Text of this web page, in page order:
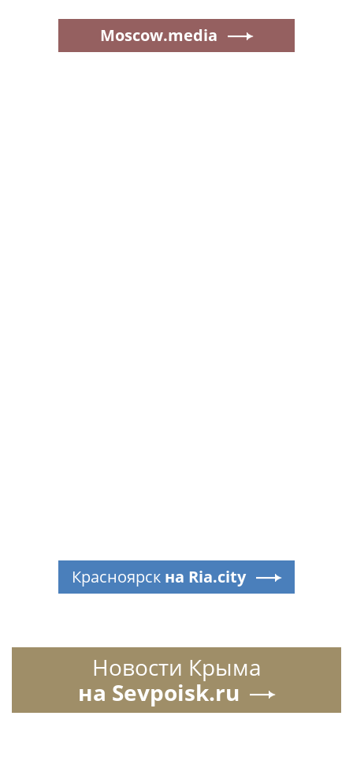
Moscow.media
Красноярск на Ria.city
Новости Крыма
на Sevpoisk.ru